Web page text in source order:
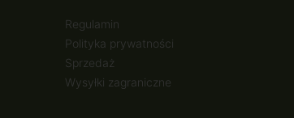
Regulamin
Polityka prywatności
Sprzedaż
Wysyłki zagraniczne